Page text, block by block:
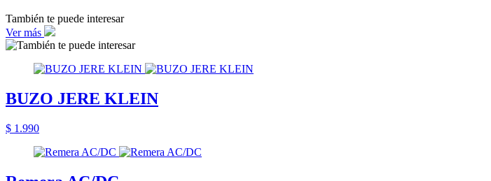
También te puede interesar
Ver más
BUZO JERE KLEIN
$ 1.990